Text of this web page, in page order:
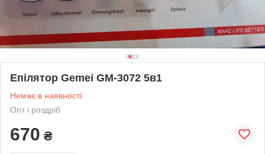
Епілятор Gemei GM-3072 5в1
Немає в наявності
Опт і роздріб
670 ₴